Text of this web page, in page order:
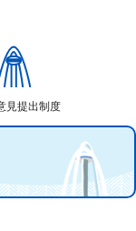
見提出制度